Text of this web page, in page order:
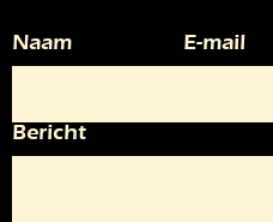
Naam E-mail
Bericht